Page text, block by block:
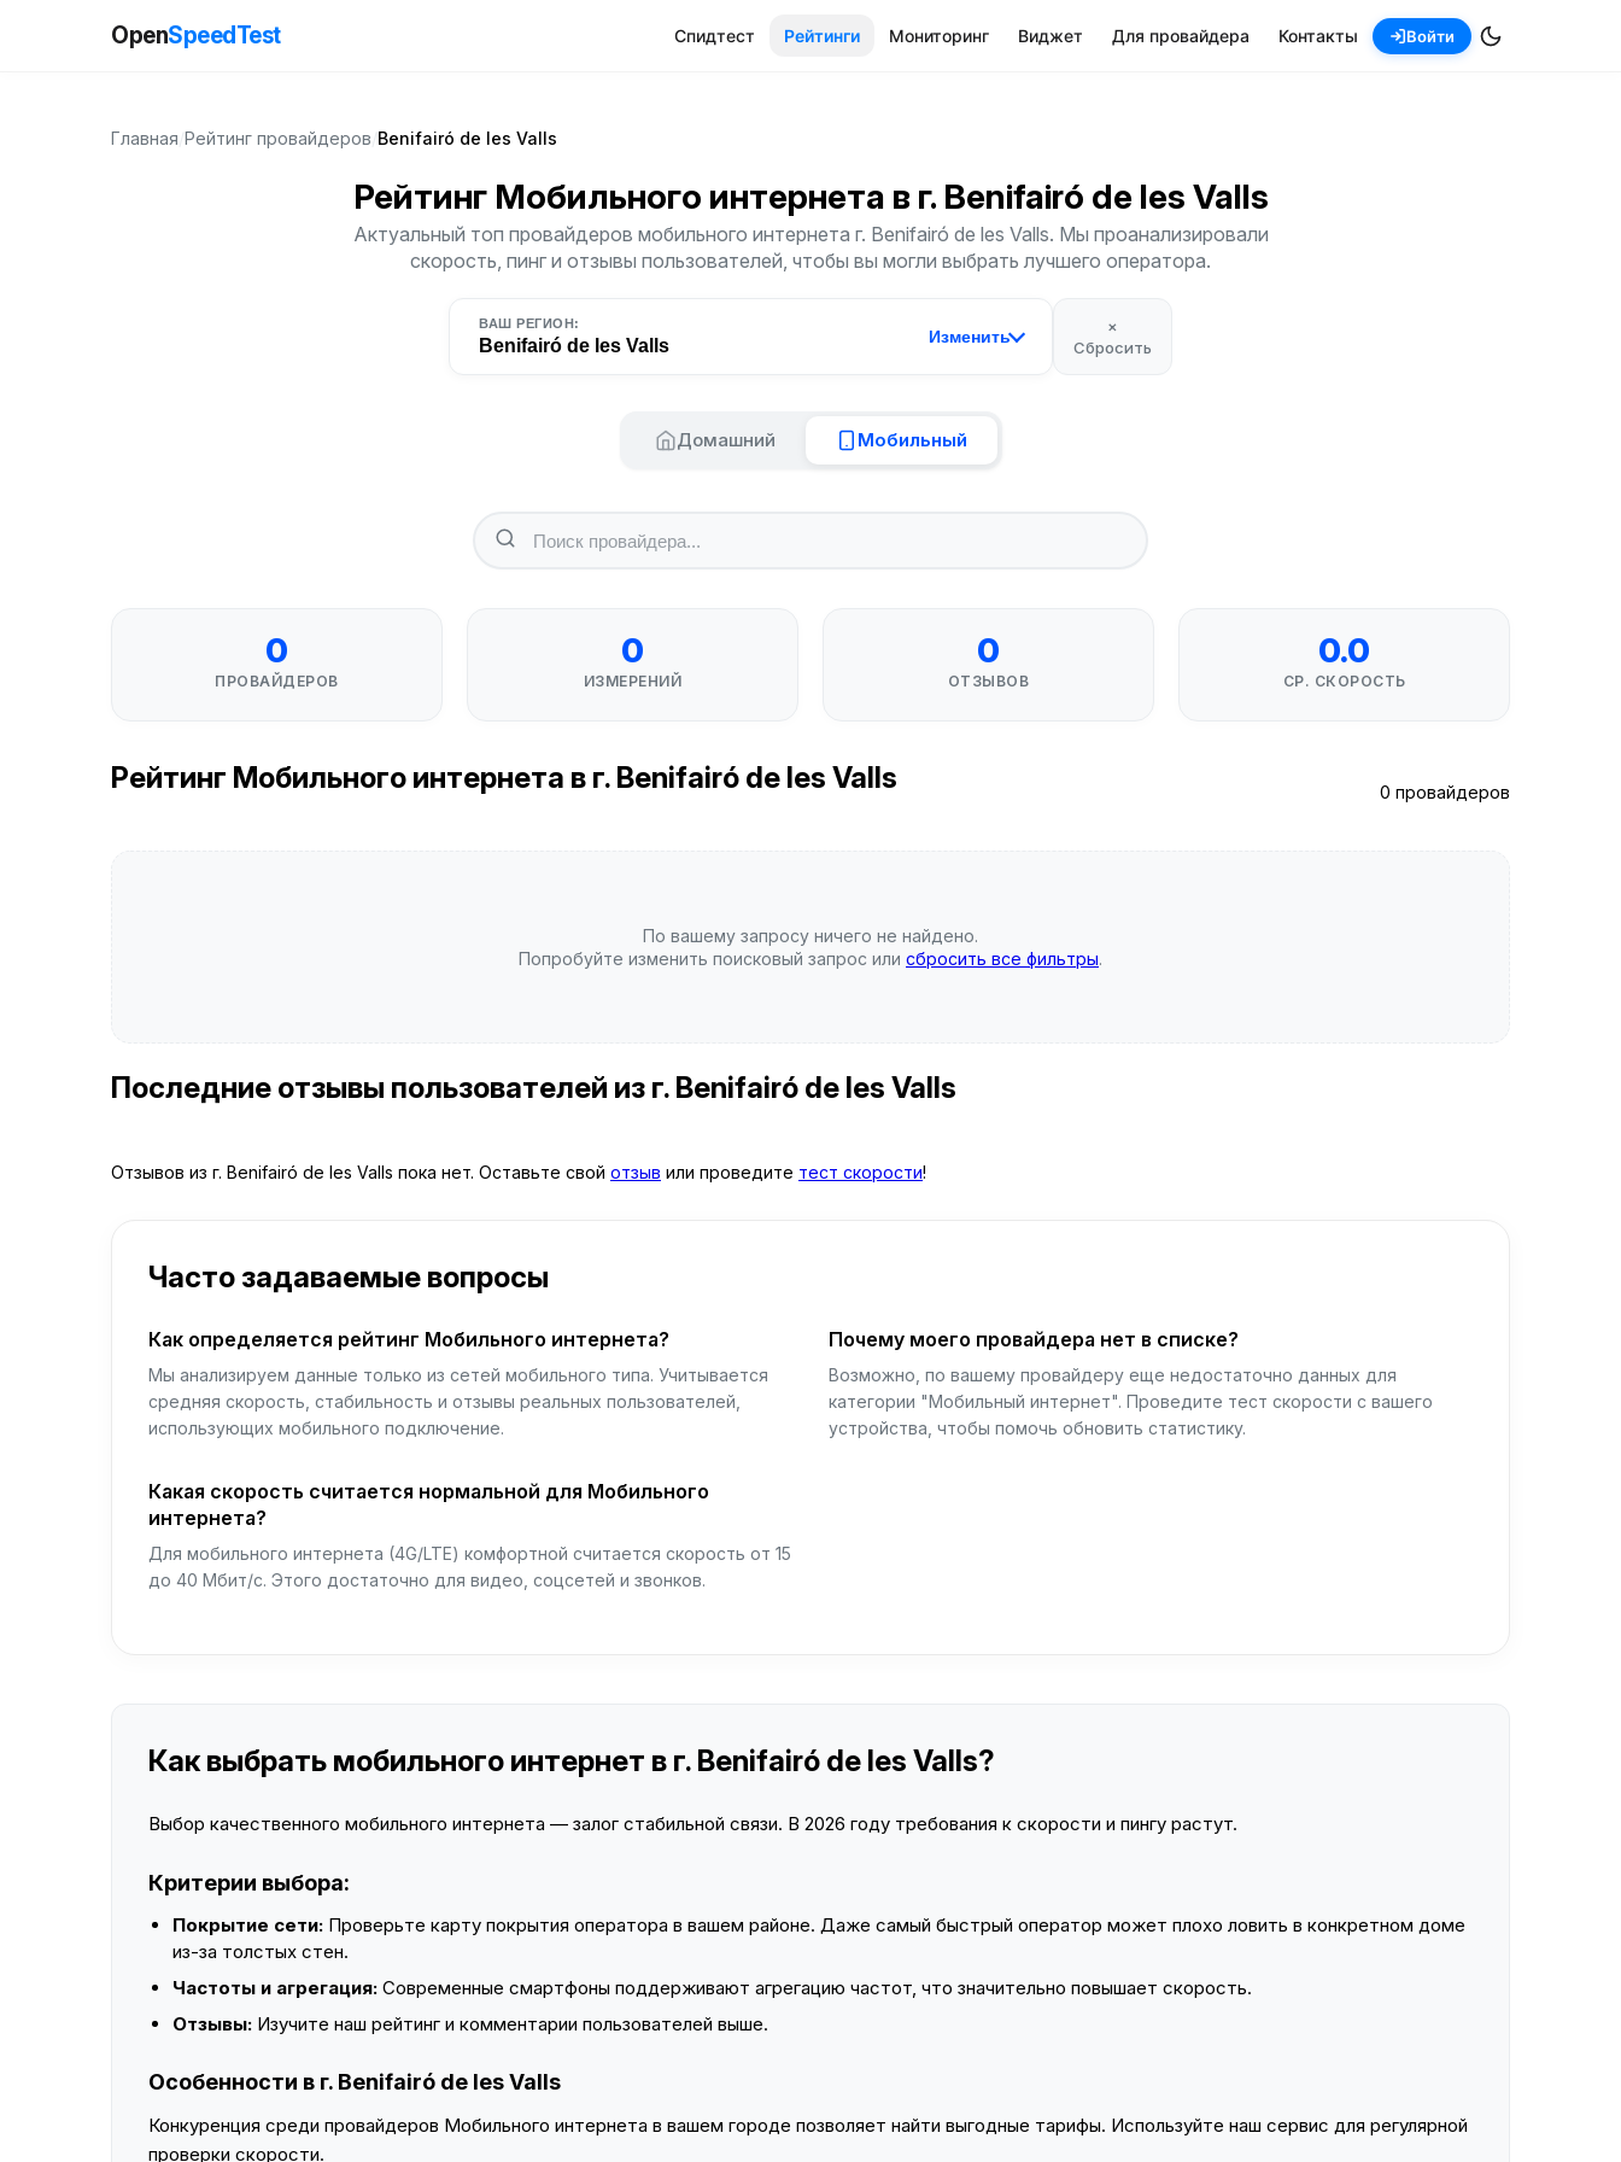
OpenSpeedTest Спидтест Рейтинги Мониторинг Виджет Для провайдера Контакты Войти
Главная Рейтинг провайдеров Benifairó de les Valls
Рейтинг Мобильного интернета в г. Benifairó de les Valls
Актуальный топ провайдеров мобильного интернета г. Benifairó de les Valls. Мы проанализировали
скорость, пинг и отзывы пользователей, чтобы вы могли выбрать лучшего оператора.
ВАШ РЕГИОН:
Benifairó de les Valls Изменить
×
Сбросить
Домашний Мобильный
0
ПРОВАЙДЕРОВ
0
ИЗМЕРЕНИЙ
0
ОТЗЫВОВ
0.0
СР. СКОРОСТЬ
Рейтинг Мобильного интернета в г. Benifairó de les Valls 0 провайдеров
По вашему запросу ничего не найдено.
Попробуйте изменить поисковый запрос или сбросить все фильтры.
Последние отзывы пользователей из г. Benifairó de les Valls
Отзывов из г. Benifairó de les Valls пока нет. Оставьте свой отзыв или проведите тест скорости!
Часто задаваемые вопросы
Как определяется рейтинг Мобильного интернета?
Мы анализируем данные только из сетей мобильного типа. Учитывается
средняя скорость, стабильность и отзывы реальных пользователей,
использующих мобильного подключение.
Почему моего провайдера нет в списке?
Возможно, по вашему провайдеру еще недостаточно данных для
категории "Мобильный интернет". Проведите тест скорости с вашего
устройства, чтобы помочь обновить статистику.
Какая скорость считается нормальной для Мобильного
интернета?
Для мобильного интернета (4G/LTE) комфортной считается скорость от 15
до 40 Мбит/с. Этого достаточно для видео, соцсетей и звонков.
Как выбрать мобильного интернет в г. Benifairó de les Valls?
Выбор качественного мобильного интернета — залог стабильной связи. В 2026 году требования к скорости и пингу растут.
Критерии выбора:
Покрытие сети: Проверьте карту покрытия оператора в вашем районе. Даже самый быстрый оператор может плохо ловить в конкретном доме
из-за толстых стен.
Частоты и агрегация: Современные смартфоны поддерживают агрегацию частот, что значительно повышает скорость.
Отзывы: Изучите наш рейтинг и комментарии пользователей выше.
Особенности в г. Benifairó de les Valls
Конкуренция среди провайдеров Мобильного интернета в вашем городе позволяет найти выгодные тарифы. Используйте наш сервис для регулярной
проверки скорости.